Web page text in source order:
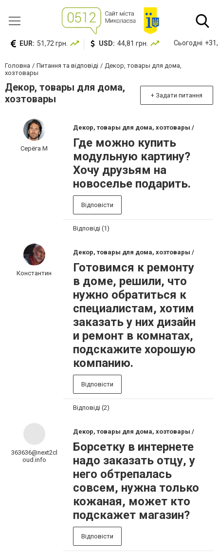
EUR: 51,72 грн. USD: 44,81 грн. Сьогодні
Головна Питання та відповіді
Декор, товары для дома,
хозтовары
Декор, товары для дома,
хозтовары
+ Задати питання
Серёга М
Декор, товары для дома, хозтовары /
Где можно купить
модульную картину?
Хочу друзьям на
новоселье подарить.
Відповісти
Відповіді (1)
Константин
Декор, товары для дома, хозтовары /
Готовимся к ремонту
в доме, решили, что
нужно обратиться к
специалистам, хотим
заказать у них дизайн
и ремонт в комнатах,
подскажите хорошую
компанию.
Відповісти
Відповіді (2)
363636@next2cl
oud.info
Декор, товары для дома, хозтовары /
Борсетку в интернете
надо заказать отцу, у
него обтрепалась
совсем, нужна только
кожаная, может кто
подскажет магазин?
Відповісти